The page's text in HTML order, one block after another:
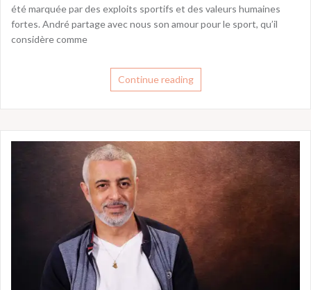
été marquée par des exploits sportifs et des valeurs humaines
fortes. André partage avec nous son amour pour le sport, qu’il
considère comme
Continue reading